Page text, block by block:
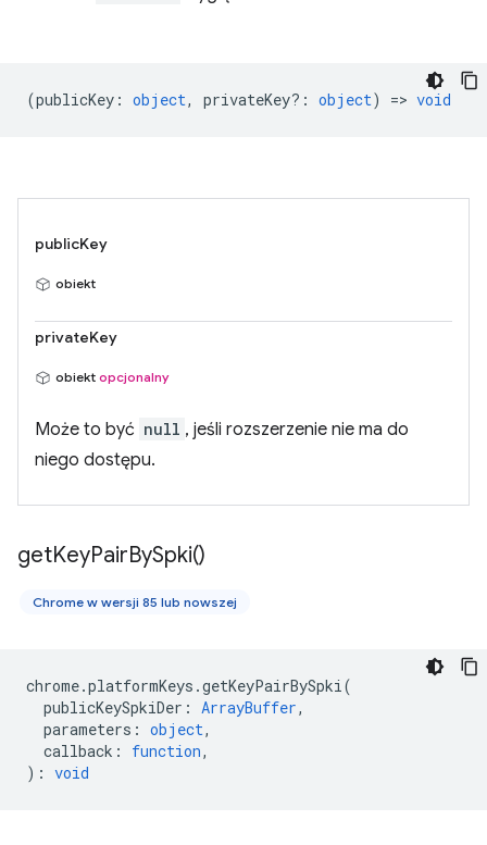
(publicKey : object, privateKey? : object) => void
publicKey
obiekt
privateKey
obiekt opcjonalny
Może to być null , jeśli rozszerzenie nie ma do
niego dostępu.
getKeyPairBySpki()
Chrome w wersji 85 lub nowszej
chrome.platformKeys .getKeyPairBySpki(
publicKeySpkiDer : ArrayBuffer,
parameters : object,
callback : function,
) : void